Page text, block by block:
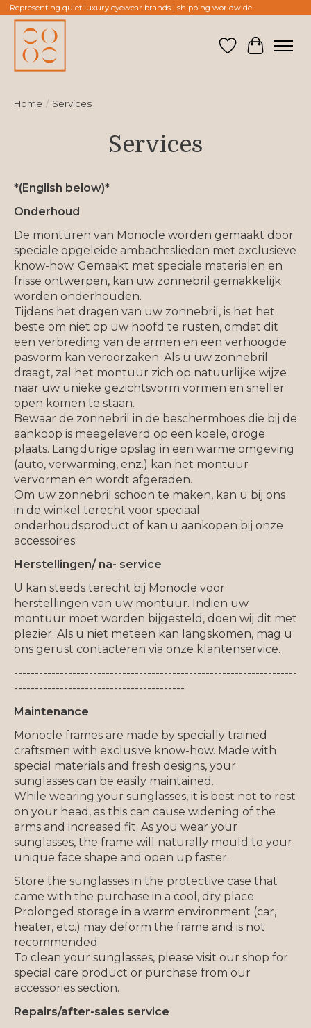
Representing quiet luxury eyewear brands | shipping worldwide
Verlanglijst
Home / Services
Services
*(English below)*
Onderhoud
De monturen van Monocle worden gemaakt door
speciale opgeleide ambachtslieden met exclusieve
know-how. Gemaakt met speciale materialen en
frisse ontwerpen, kan uw zonnebril gemakkelijk
worden onderhouden.
Tijdens het dragen van uw zonnebril, is het het
beste om niet op uw hoofd te rusten, omdat dit
een verbreding van de armen en een verhoogde
pasvorm kan veroorzaken. Als u uw zonnebril
draagt, zal het montuur zich op natuurlijke wijze
naar uw unieke gezichtsvorm vormen en sneller
open komen te staan.
Bewaar de zonnebril in de beschermhoes die bij de
aankoop is meegeleverd op een koele, droge
plaats. Langdurige opslag in een warme omgeving
(auto, verwarming, enz.) kan het montuur
vervormen en wordt afgeraden.
Om uw zonnebril schoon te maken, kan u bij ons
in de winkel terecht voor speciaal
onderhoudsproduct of kan u aankopen bij onze
accessoires.
Herstellingen/ na- service
U kan steeds terecht bij Monocle voor
herstellingen van uw montuur. Indien uw
montuur moet worden bijgesteld, doen wij dit met
plezier. Als u niet meteen kan langskomen, mag u
ons gerust contacteren via onze klantenservice.
--------------------------------------------------------------------
-----------------------------------------
Maintenance
Monocle frames are made by specially trained
craftsmen with exclusive know-how. Made with
special materials and fresh designs, your
sunglasses can be easily maintained.
While wearing your sunglasses, it is best not to rest
on your head, as this can cause widening of the
arms and increased fit. As you wear your
sunglasses, the frame will naturally mould to your
unique face shape and open up faster.
Store the sunglasses in the protective case that
came with the purchase in a cool, dry place.
Prolonged storage in a warm environment (car,
heater, etc.) may deform the frame and is not
recommended.
To clean your sunglasses, please visit our shop for
special care product or purchase from our
accessories section.
Repairs/after-sales service